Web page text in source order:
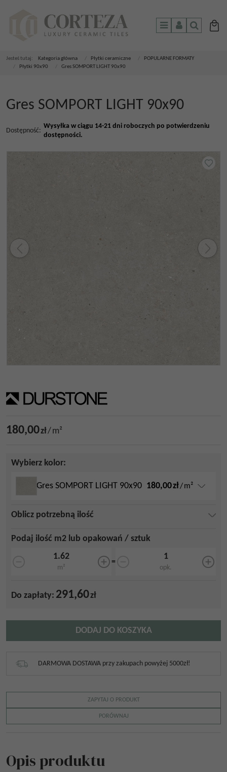
MenuPanelSzukaj
Jesteś tutaj: Kategoria główna Płytki ceramiczne
POPULARNE FORMATY
Płytki 90x90 Gres SOMPORT LIGHT 90x90
Gres SOMPORT LIGHT 90x90
Dostępność:
Wysyłka w ciągu 14-21 dni roboczych po potwierdzeniu
dostępności.
180,00zł/m²
Wybierz kolor:
Gres SOMPORT LIGHT 90x90 180,00zł/m²
Oblicz potrzebną ilość
Podaj ilość m2 lub opakowań / sztuk
m²
=
opk.
Do zapłaty: 291,60zł
DODAJ DO KOSZYKA
DARMOWA DOSTAWA przy zakupach powyżej 5000zł!
ZAPYTAJ O PRODUKT
PORÓWNAJ
Opis produktu